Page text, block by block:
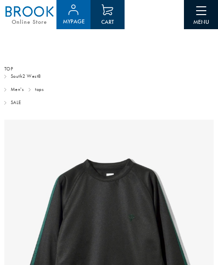
Online Store MYPAGE CART
TOP
South2 West8
Men's tops
SALE